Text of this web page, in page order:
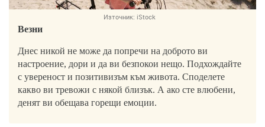
Източник: iStock
Везни
Днес никой не може да попречи на доброто ви
настроение, дори и да ви безпокои нещо. Подхождайте
с увереност и позитивизъм към живота. Споделете
какво ви тревожи с някой близък. А ако сте влюбени,
денят ви обещава горещи емоции.